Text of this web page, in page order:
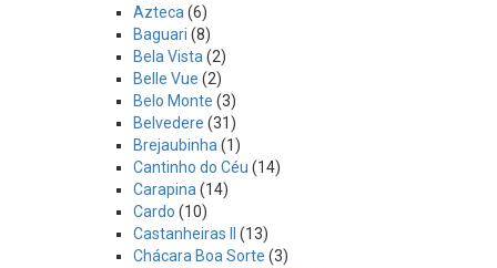
Azteca (6)
Baguari (8)
Bela Vista (2)
Belle Vue (2)
Belo Monte (3)
Belvedere (31)
Brejaubinha (1)
Cantinho do Céu (14)
Carapina (14)
Cardo (10)
Castanheiras II
(13)
Chácara Boa Sorte (3)